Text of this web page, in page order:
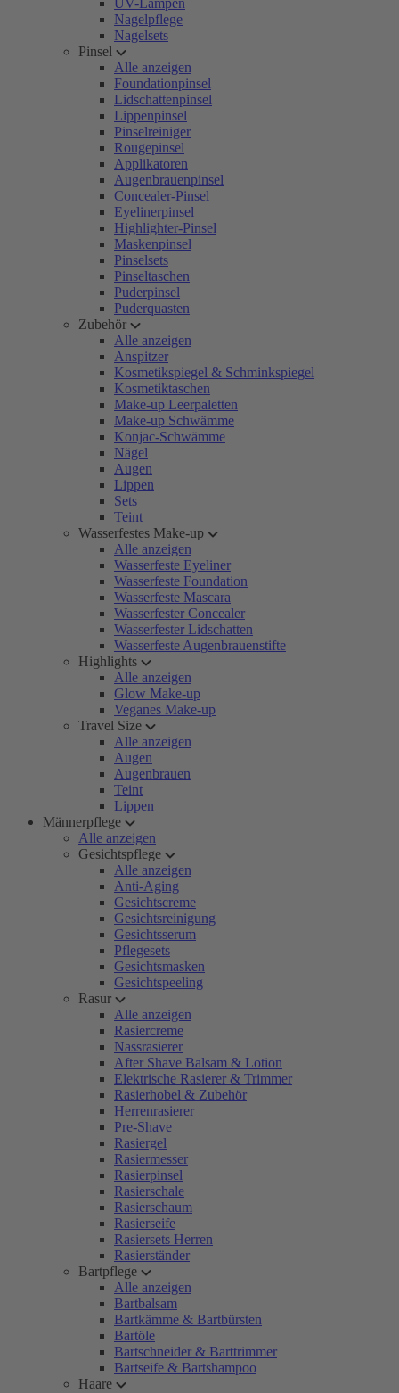
UV-Lampen
Nagelpflege
Nagelsets
Pinsel
Alle anzeigen
Foundationpinsel
Lidschattenpinsel
Lippenpinsel
Pinselreiniger
Rougepinsel
Applikatoren
Augenbrauenpinsel
Concealer-Pinsel
Eyelinerpinsel
Highlighter-Pinsel
Maskenpinsel
Pinselsets
Pinseltaschen
Puderpinsel
Puderquasten
Zubehör
Alle anzeigen
Anspitzer
Kosmetikspiegel & Schminkspiegel
Kosmetiktaschen
Make-up Leerpaletten
Make-up Schwämme
Konjac-Schwämme
Nägel
Augen
Lippen
Sets
Teint
Wasserfestes Make-up
Alle anzeigen
Wasserfeste Eyeliner
Wasserfeste Foundation
Wasserfeste Mascara
Wasserfester Concealer
Wasserfester Lidschatten
Wasserfeste Augenbrauenstifte
Highlights
Alle anzeigen
Glow Make-up
Veganes Make-up
Travel Size
Alle anzeigen
Augen
Augenbrauen
Teint
Lippen
Männerpflege
Alle anzeigen
Gesichtspflege
Alle anzeigen
Anti-Aging
Gesichtscreme
Gesichtsreinigung
Gesichtsserum
Pflegesets
Gesichtsmasken
Gesichtspeeling
Rasur
Alle anzeigen
Rasiercreme
Nassrasierer
After Shave Balsam & Lotion
Elektrische Rasierer & Trimmer
Rasierhobel & Zubehör
Herrenrasierer
Pre-Shave
Rasiergel
Rasiermesser
Rasierpinsel
Rasierschale
Rasierschaum
Rasierseife
Rasiersets Herren
Rasierständer
Bartpflege
Alle anzeigen
Bartbalsam
Bartkämme & Bartbürsten
Bartöle
Bartschneider & Barttrimmer
Bartseife & Bartshampoo
Haare